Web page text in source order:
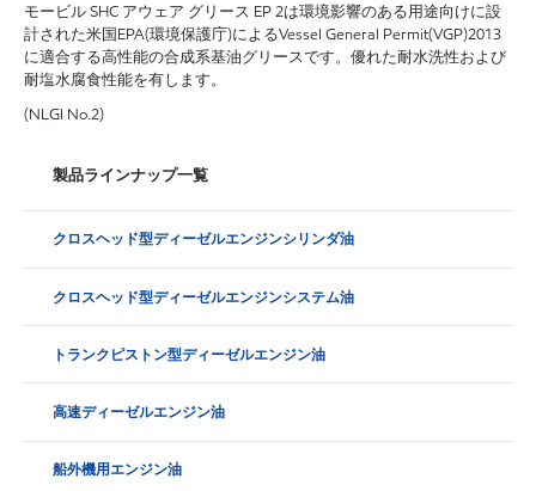
モービル SHC アウェア グリース EP 2は環境影響のある用途向けに設
計された米国EPA(環境保護庁)によるVessel General Permit(VGP)2013
に適合する高性能の合成系基油グリースです。優れた耐水洗性および
耐塩水腐食性能を有します。
(NLGI No.2)
製品ラインナップ一覧
クロスヘッド型ディーゼルエンジンシリンダ油
クロスヘッド型ディーゼルエンジンシステム油
トランクピストン型ディーゼルエンジン油
高速ディーゼルエンジン油
船外機用エンジン油